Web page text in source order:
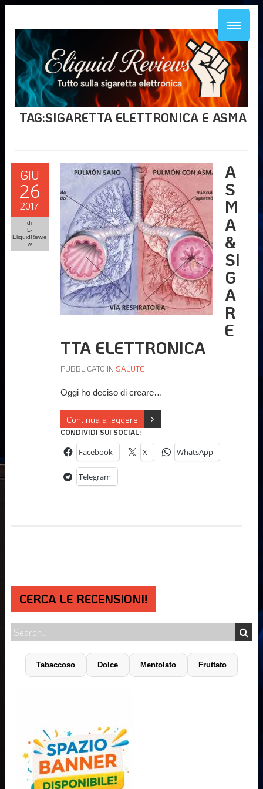
TAG:SIGARETTA ELETTRONICA E ASMA
GIU
26
2017
di
L-
EliquidRewie
w
A
S
M
A
&
SI
G
A
R
E
TTA ELETTRONICA
PUBBLICATO IN SALUTE
Oggi ho deciso di creare…
Continua a leggere
CONDIVIDI SUI SOCIAL:
Facebook X WhatsApp
Telegram
CERCA LE RECENSIONI!
Tabaccoso Dolce Mentolato Fruttato